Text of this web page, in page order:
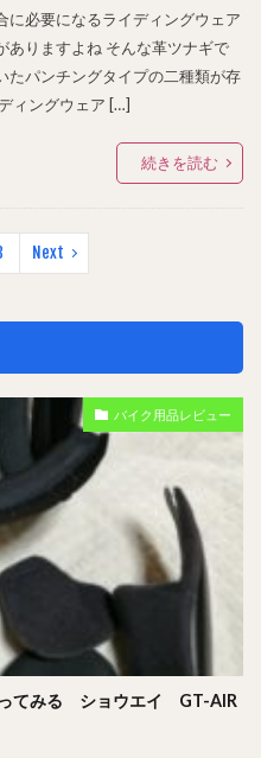
に必要になるライディングウェア
ありますよね そんな革ツナギで
たパンチングタイプの二種類が存
ィングウェア […]
続きを読む
Next
バイク用品レビュー
てみる ショウエイ GT-AIR